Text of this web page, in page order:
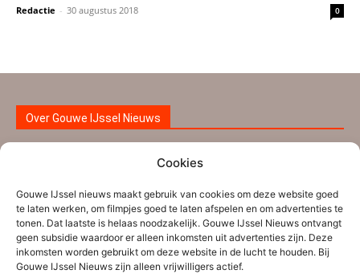
Cookies
Gouwe IJssel nieuws maakt gebruik van cookies om deze website goed
te laten werken, om filmpjes goed te laten afspelen en om advertenties te
tonen. Dat laatste is helaas noodzakelijk. Gouwe IJssel Nieuws ontvangt
geen subsidie waardoor er alleen inkomsten uit advertenties zijn. Deze
inkomsten worden gebruikt om deze website in de lucht te houden. Bij
Gouwe IJssel Nieuws zijn alleen vrijwilligers actief.
Redactie - 30 augustus 2018 0
Over Gouwe IJssel Nieuws
Gouwe IJssel Nieuws is een initiatief van een aantal
Waddinxveen aangevuld met nieuwe vrijwilligers. Ze
worden bijgestaan door verschillende tipgevers. Gouwe
IJssel Nieuws brengt informatie die voor de inwoners uit
Zuidplas, Waddinxveen en de nabije regio interessant is.